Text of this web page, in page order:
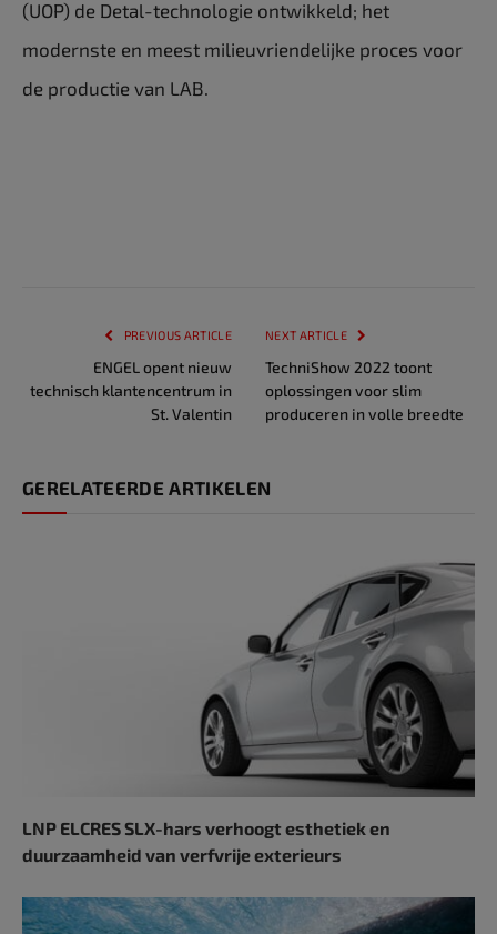
(UOP) de Detal-technologie ontwikkeld; het
modernste en meest milieuvriendelijke proces voor
de productie van LAB.
PREVIOUS ARTICLE
ENGEL opent nieuw
technisch klantencentrum in
St. Valentin
NEXT ARTICLE
TechniShow 2022 toont
oplossingen voor slim
produceren in volle breedte
GERELATEERDE ARTIKELEN
LNP ELCRES SLX-hars verhoogt esthetiek en
duurzaamheid van verfvrije exterieurs